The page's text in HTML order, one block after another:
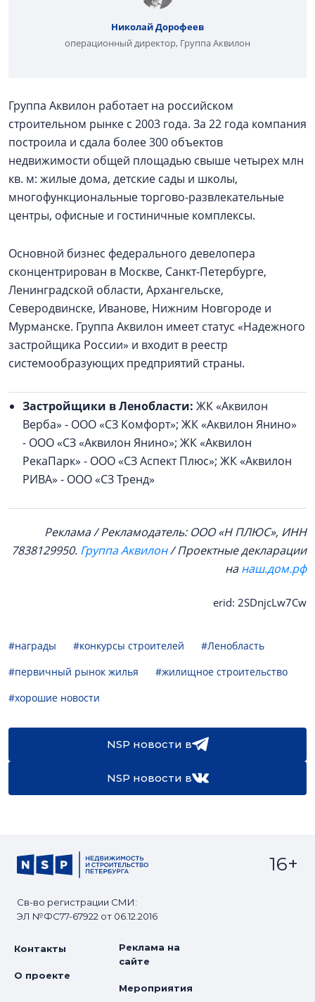
Николай Дорофеев
операционный директор, Группа Аквилон
Группа Аквилон работает на российском
строительном рынке с 2003 года. За 22 года компания
построила и сдала более 300 объектов
недвижимости общей площадью свыше четырех млн
кв. м: жилые дома, детские сады и школы,
многофункциональные торгово-развлекательные
центры, офисные и гостиничные комплексы.
Основной бизнес федерального девелопера
сконцентрирован в Москве, Санкт-Петербурге,
Ленинградской области, Архангельске,
Северодвинске, Иванове, Нижним Новгороде и
Мурманске. Группа Аквилон имеет статус «Надежного
застройщика России» и входит в реестр
системообразующих предприятий страны.
Застройщики в Ленобласти: ЖК «Аквилон
Верба» - ООО «СЗ Комфорт»; ЖК «Аквилон Янино»
- ООО «СЗ «Аквилон Янино»; ЖК «Аквилон
РекаПарк» - ООО «СЗ Аспект Плюс»; ЖК «Аквилон
РИВА» - ООО «СЗ Тренд»
Реклама / Рекламодатель: ООО «Н ПЛЮС», ИНН
7838129950. Группа Аквилон/ Проектные декларации
нанаш.дом.рф
erid: 2SDnjcLw7Cw
#награды #конкурсы строителей
#Ленобласть
#первичный рынок жилья
#жилищное строительство
#хорошие новости
NSP новости в
NSP новости в
Св-во регистрации СМИ:
ЭЛ №ФС77-67922 от 06.12.2016
16+
Контакты
О проекте
Реклама на
сайте
Мероприятия